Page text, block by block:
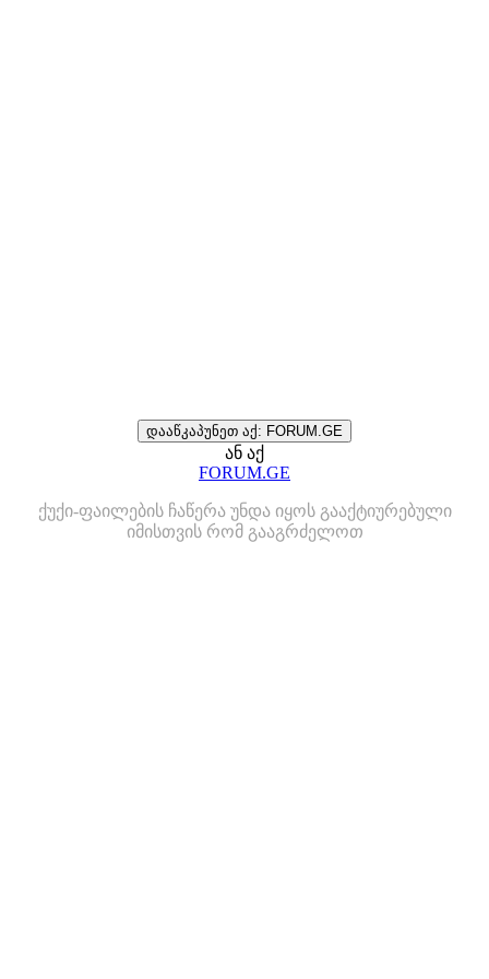
დააწკაპუნეთ აქ: FORUM.GE
ან აქ
FORUM.GE
ქუქი-ფაილების ჩაწერა უნდა იყოს გააქტიურებული
იმისთვის რომ გააგრძელოთ